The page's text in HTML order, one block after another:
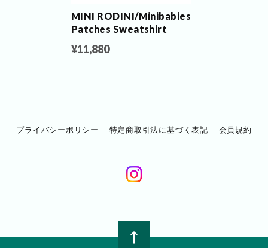
MINI RODINI/Minibabies
Patches Sweatshirt
¥11,880
プライバシーポリシー 特定商取引法に基づく表記 会員規約